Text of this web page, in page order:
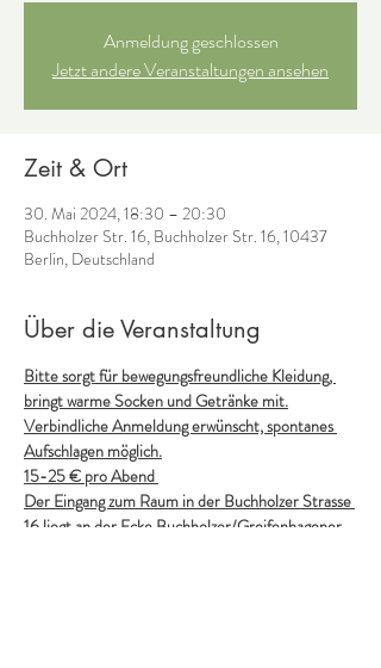
Anmeldung geschlossen
Jetzt andere Veranstaltungen ansehen
Zeit & Ort
30. Mai 2024, 18:30 – 20:30
Buchholzer Str. 16, Buchholzer Str. 16, 10437
Berlin, Deutschland
Über die Veranstaltung
Bitte sorgt für bewegungsfreundliche Kleidung,
bringt warme Socken und Getränke mit.
Verbindliche Anmeldung erwünscht, spontanes
Aufschlagen möglich.
15-25 € pro Abend
Der Eingang zum Raum in der Buchholzer Strasse
16 liegt an der Ecke Buchholzer/Greifenhagener